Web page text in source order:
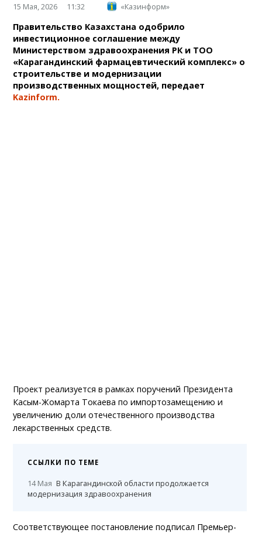
15 Мая, 2026 11:32 «Казинформ»
Правительство Казахстана одобрило
инвестиционное соглашение между
Министерством здравоохранения РК и ТОО
«Карагандинский фармацевтический комплекс» о
строительстве и модернизации
производственных мощностей, передает
Kazinform.
Проект реализуется в рамках поручений Президента
Касым-Жомарта Токаева по импортозамещению и
увеличению доли отечественного производства
лекарственных средств.
ССЫЛКИ ПО ТЕМЕ
14 Мая В Карагандинской области продолжается
модернизация здравоохранения
Соответствующее постановление подписал Премьер-